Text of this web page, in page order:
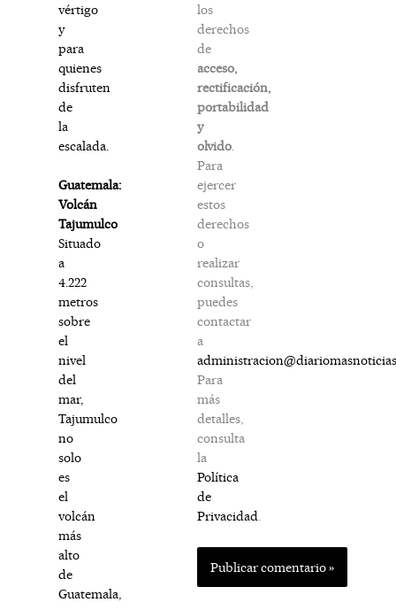
vértigo
y
para
quienes
disfruten
de
la
escalada.
Guatemala:
Volcán
Tajumulco
Situado
a
4.222
metros
sobre
el
nivel
del
mar,
Tajumulco
no
solo
es
el
volcán
más
alto
de
Guatemala,
los
derechos
de
acceso,
rectificación,
portabilidad
y
olvido
Para
ejercer
estos
derechos
o
realizar
consultas,
puedes
contactar
a
Para
más
detalles,
consulta
la
Política
de
Privacidad